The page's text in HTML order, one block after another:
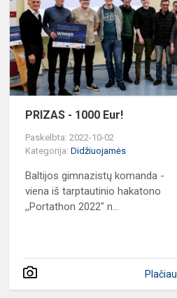
VIETA
PRIZAS - 1000 Eur!
Paskelbta: 2022-10-02
Kategorija:Didžiuojamės
Baltijos gimnazistų komanda -
viena iš tarptautinio hakatono
,,Portathon 2022" n...
Plačiau